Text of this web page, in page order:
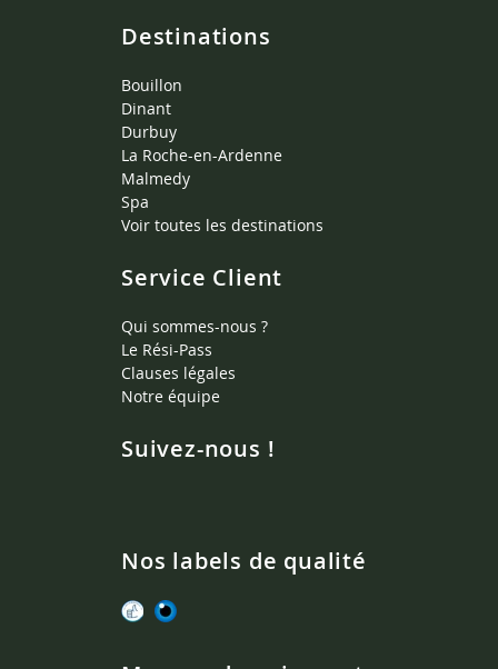
Destinations
Bouillon
Dinant
Durbuy
La Roche-en-Ardenne
Malmedy
Spa
Voir toutes les destinations
Service Client
Qui sommes-nous ?
Le Rési-Pass
Clauses légales
Notre équipe
Suivez-nous !
Nos labels de qualité